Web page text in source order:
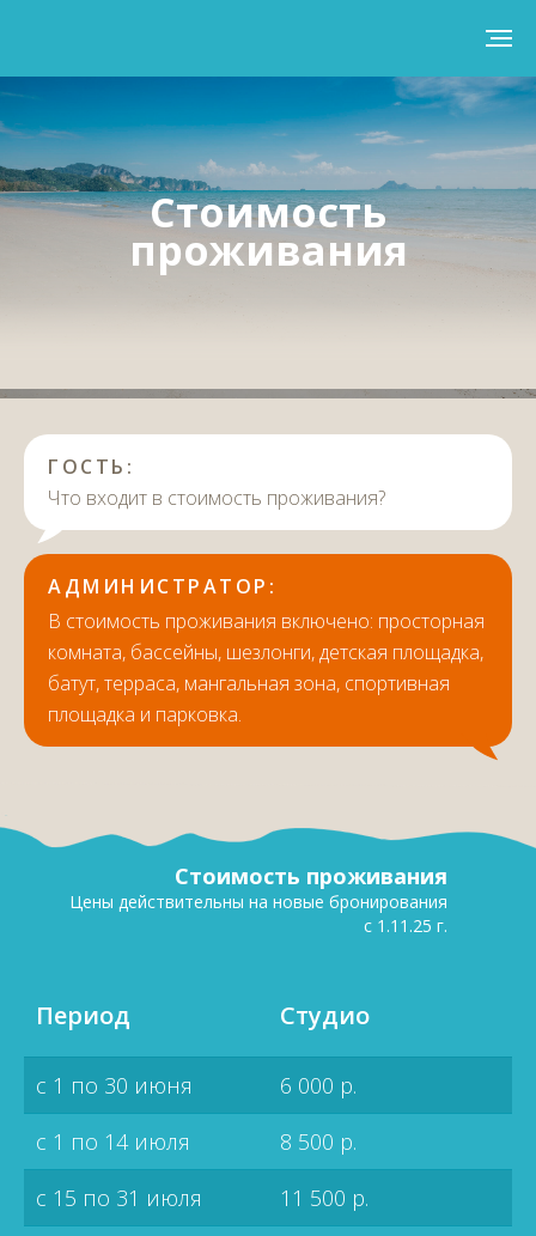
Стоимость
проживания
ГОСТЬ:
Что входит в стоимость проживания?
АДМИНИСТРАТОР :
В стоимость проживания включено: просторная
комната, бассейны, шезлонги, детская площадка,
батут, терраса, мангальная зона, спортивная
площадка и парковка.
Цены действительны на новые бронирования
с 1.11.25 г.
Стоимость проживания
Период Студио
с 1 по 30 июня
6 000 р.
с 1 по 14 июля
8 500 р.
с 15 по 31 июля
11 500 р.